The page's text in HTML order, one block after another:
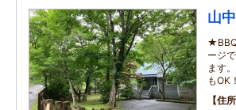
山
ージ
ます
もOK
住所